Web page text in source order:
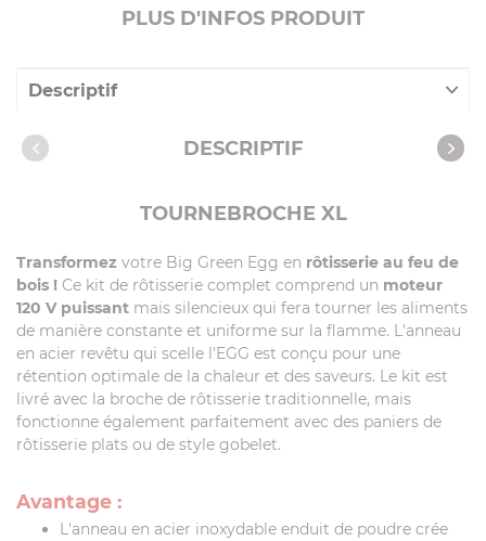
PLUS D'INFOS PRODUIT
Descriptif
Caractéristiques DESCRIPTIF
TOURNEBROCHE XL
Transformez votre Big Green Egg en rôtisserie au feu de
bois ! Ce kit de rôtisserie complet comprend un moteur
120 V puissant mais silencieux qui fera tourner les aliments
de manière constante et uniforme sur la flamme. L'anneau
en acier revêtu qui scelle l'EGG est conçu pour une
rétention optimale de la chaleur et des saveurs. Le kit est
livré avec la broche de rôtisserie traditionnelle, mais
fonctionne également parfaitement avec des paniers de
rôtisserie plats ou de style gobelet.
Avantage :
L'anneau en acier inoxydable enduit de poudre crée